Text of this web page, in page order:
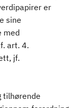
er
sine
med
art. 4.
jf.
tilhørende